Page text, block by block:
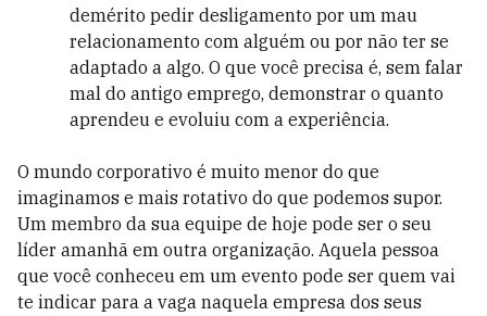
demérito pedir desligamento por um mau
relacionamento com alguém ou por não ter se
adaptado a algo. O que você precisa é, sem falar
mal do antigo emprego, demonstrar o quanto
aprendeu e evoluiu com a experiência.
O mundo corporativo é muito menor do que
imaginamos e mais rotativo do que podemos supor.
Um membro da sua equipe de hoje pode ser o seu
líder amanhã em outra organização. Aquela pessoa
que você conheceu em um evento pode ser quem vai
te indicar para a vaga naquela empresa dos seus